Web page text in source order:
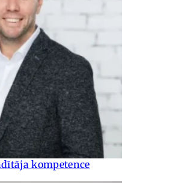
kompetence